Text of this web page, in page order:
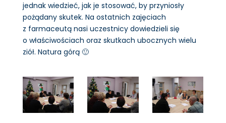
jednak wiedzieć, jak je stosować, by przyniosły
pożądany skutek. Na ostatnich zajęciach
z farmaceutą nasi uczestnicy dowiedzieli się
o właściwościach oraz skutkach ubocznych wielu
ziół. Natura górą 🙂